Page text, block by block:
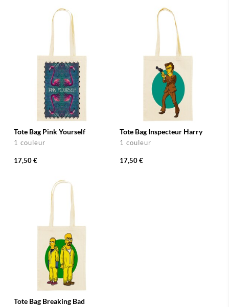
Tote Bag Pink Yourself
1 couleur
17,50 €
Tote Bag Inspecteur Harry
1 couleur
17,50 €
Tote Bag Breaking Bad